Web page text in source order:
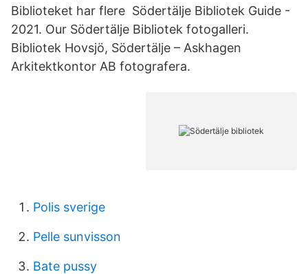
Biblioteket har flere Södertälje Bibliotek Guide -
2021. Our Södertälje Bibliotek fotogalleri.
Bibliotek Hovsjö, Södertälje – Askhagen
Arkitektkontor AB fotografera.
Polis sverige
Pelle sunvisson
Bate pussy